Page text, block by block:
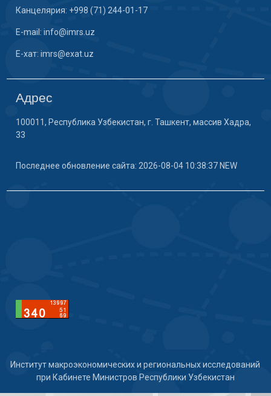
Канцелярия: +998 (71) 244-01-17
E-mail: info@imrs.uz
E-хат: imrs@exat.uz
Адрес
100011, Республика Узбекистан, г. Ташкент, массив Хадра,
33
Последнее обновление сайта: 2026-08-04 10:38:37 NEW
Институт макроэкономических и региональных исследований
при Кабинете Министров Республики Узбекистан